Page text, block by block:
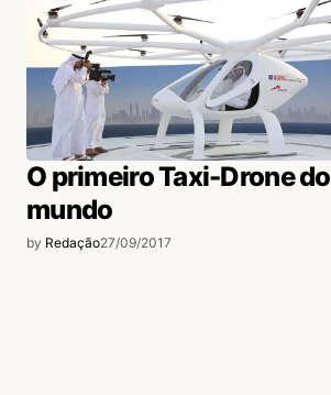
O primeiro Taxi-Drone do
mundo
by Redação27/09/2017